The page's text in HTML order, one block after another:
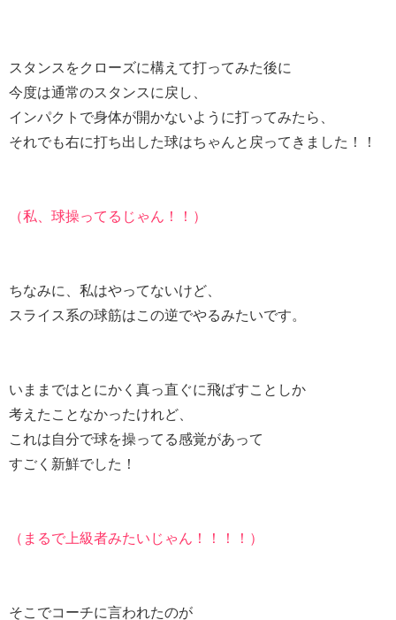
スタンスをクローズに構えて打ってみた後に
今度は通常のスタンスに戻し、
インパクトで身体が開かないように打ってみたら、
それでも右に打ち出した球はちゃんと戻ってきました！！
（私、球操ってるじゃん！！）
ちなみに、私はやってないけど、
スライス系の球筋はこの逆でやるみたいです。
いままではとにかく真っ直ぐに飛ばすことしか
考えたことなかったけれど、
これは自分で球を操ってる感覚があって
すごく新鮮でした！
（まるで上級者みたいじゃん！！！！）
そこでコーチに言われたのが